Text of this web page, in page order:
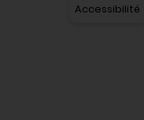
Accessibilité